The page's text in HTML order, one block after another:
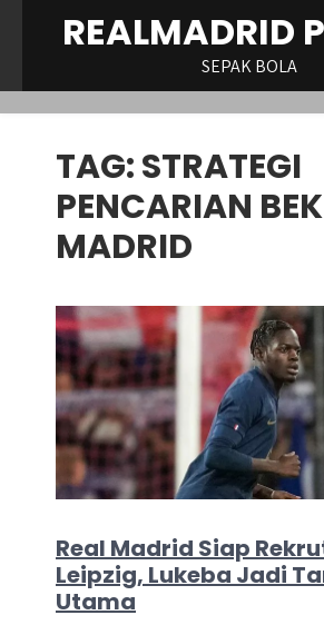
REALMADRID
SEPAK BOLA
TAG:STRATEGI
PENCARIAN
MADRID
Real Madrid Siap
Leipzig, Lukeba Jadi
Utama